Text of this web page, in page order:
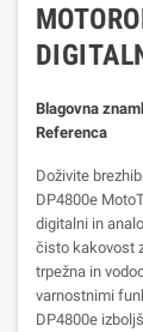
Blagovna
Referenca
Doživite
DP4800e
digitalni in
čisto kakovost
trpežna in
varnostnimi
DP4800e